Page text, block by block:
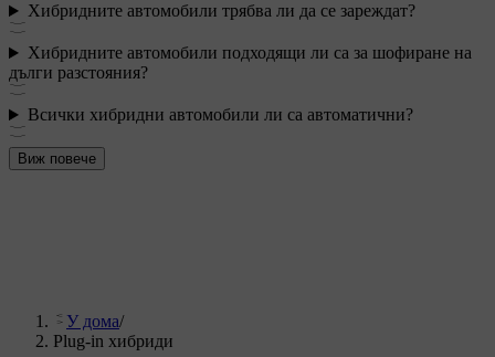
Хибридните автомобили трябва ли да се зареждат?
Хибридните автомобили подходящи ли са за шофиране на
дълги разстояния?
Всички хибридни автомобили ли са автоматични?
Виж повече
У дома/
Plug-in хибриди